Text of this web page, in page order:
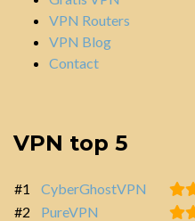
VPN Routers
VPN Blog
Contact
VPN top 5
#1 CyberGhostVPN
#2
PureVPN